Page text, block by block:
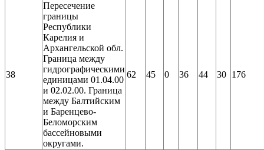
38
Пересечение
границы
Республики
Карелия и
Архангельской обл.
Граница между
гидрографическими
единицами 01.04.00
и 02.02.00. Граница
между Балтийским
и Баренцево-
Беломорским
бассейновыми
округами.
62 45 0 36 44 30 176